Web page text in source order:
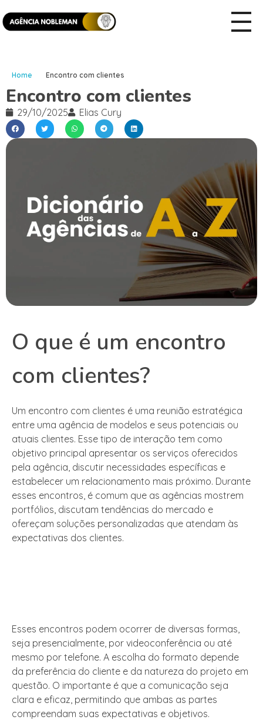
Home Encontro com clientes
Encontro com clientes
29/10/2025 Elias Cury
O que é um encontro
com clientes?
Um encontro com clientes é uma reunião estratégica
entre uma agência de modelos e seus potenciais ou
atuais clientes. Esse tipo de interação tem como
objetivo principal apresentar os serviços oferecidos
pela agência, discutir necessidades específicas e
estabelecer um relacionamento mais próximo. Durante
esses encontros, é comum que as agências mostrem
portfólios, discutam tendências do mercado e
ofereçam soluções personalizadas que atendam às
expectativas dos clientes.
Esses encontros podem ocorrer de diversas formas,
seja presencialmente, por videoconferência ou até
mesmo por telefone. A escolha do formato depende
da preferência do cliente e da natureza do projeto em
questão. O importante é que a comunicação seja
clara e eficaz, permitindo que ambas as partes
compreendam suas expectativas e objetivos.